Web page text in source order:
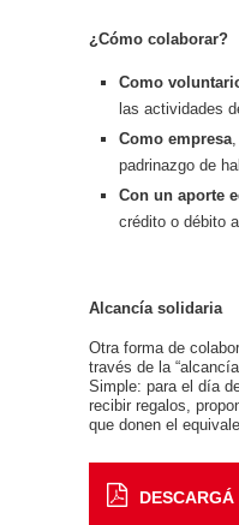
¿Cómo colaborar?
Como
las actividades
Como empresa
padrinazgo de
Con un aporte
crédito o débito
Alcancía solidaria
Otra forma de
través de la
Simple: para el día
recibir regalos,
que donen el